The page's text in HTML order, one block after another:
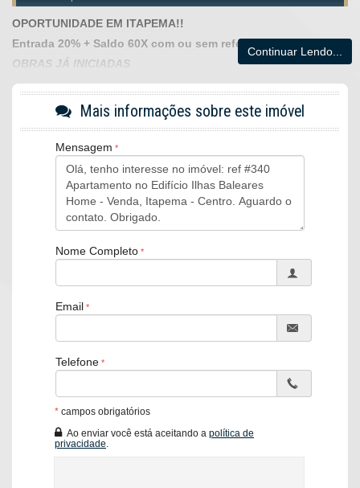
OPORTUNIDADE EM ITAPEMA!!
Entrada 20% + Saldo 60X com ou sem reforços
OBRAS JÁ INICIADAS
Entrega 10/27
O Empreendimento:
Piscina Infantil
Quadra Poliesportiva
Playground
Espaço Fitness
Salão de Festas
O Apartamento:
Living Amplo
Área de Serviço
Características do Imóvel
Aquecimento de Água
Ar Condicionado
Continuar Lendo...
Mais informações sobre este imóvel
Mensagem
Nome Completo
Email
Telefone
* campos obrigatórios
Ao enviar você está aceitando a política de
privacidade